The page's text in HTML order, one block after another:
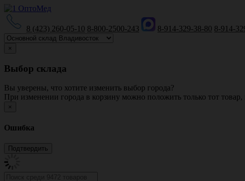
8 (423) 260-05-10 8-800-2500-243 8-914-329-38-80 8-914-
×
Выбор склада
Вы уверены, что хотите изменить выбор города?
При изменении города в корзину можно положить только тот
×
Ошибка